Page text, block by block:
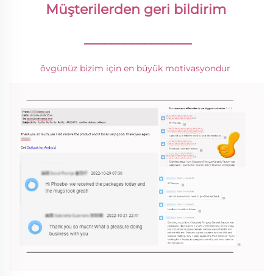
Müşterilerden geri bildirim
________________
övgünüz bizim için en büyük motivasyondur